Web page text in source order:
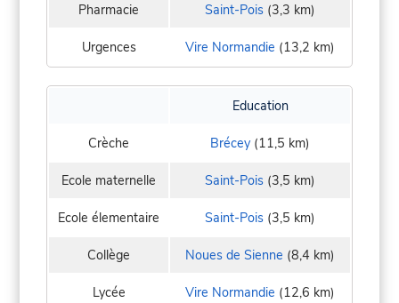
Pharmacie Saint-Pois (3,3 km)
Urgences Vire Normandie (13,2 km)
Education
Crèche Brécey (11,5 km)
Ecole maternelle Saint-Pois (3,5 km)
Ecole élementaire Saint-Pois (3,5 km)
Collège Noues de Sienne (8,4 km)
Lycée Vire Normandie (12,6 km)